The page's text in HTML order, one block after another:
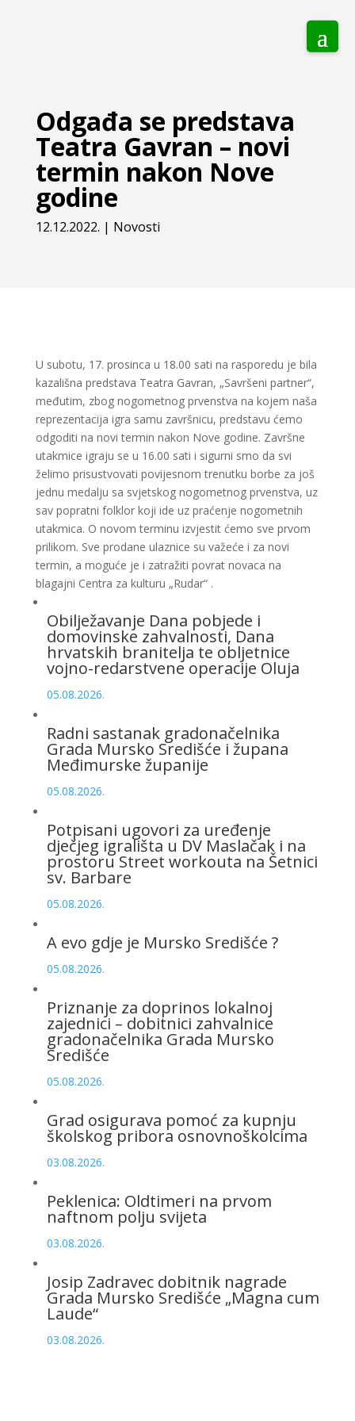
Odgađa se predstava
Teatra Gavran – novi
termin nakon Nove
godine
12.12.2022. | Novosti
U subotu, 17. prosinca u 18.00 sati na rasporedu je bila
kazališna predstava Teatra Gavran, „Savršeni partner“,
međutim, zbog nogometnog prvenstva na kojem naša
reprezentacija igra samu završnicu, predstavu ćemo
odgoditi na novi termin nakon Nove godine. Završne
utakmice igraju se u 16.00 sati i sigurni smo da svi
želimo prisustvovati povijesnom trenutku borbe za još
jednu medalju sa svjetskog nogometnog prvenstva, uz
sav popratni folklor koji ide uz praćenje nogometnih
utakmica. O novom terminu izvjestit ćemo sve prvom
prilikom. Sve prodane ulaznice su važeće i za novi
termin, a moguće je i zatražiti povrat novaca na
blagajni Centra za kulturu „Rudar“ .
Obilježavanje Dana pobjede i
domovinske zahvalnosti, Dana
hrvatskih branitelja te obljetnice
vojno-redarstvene operacije Oluja
05.08.2026.
Radni sastanak gradonačelnika
Grada Mursko Središće i župana
Međimurske županije
05.08.2026.
Potpisani ugovori za uređenje
dječjeg igrališta u DV Maslačak i na
prostoru Street workouta na Šetnici
sv. Barbare
05.08.2026.
A evo gdje je Mursko Središće ?
05.08.2026.
Priznanje za doprinos lokalnoj
zajednici – dobitnici zahvalnice
gradonačelnika Grada Mursko
Središće
05.08.2026.
Grad osigurava pomoć za kupnju
školskog pribora osnovnoškolcima
03.08.2026.
Peklenica: Oldtimeri na prvom
naftnom polju svijeta
03.08.2026.
Josip Zadravec dobitnik nagrade
Grada Mursko Središće „Magna cum
Laude“
03.08.2026.